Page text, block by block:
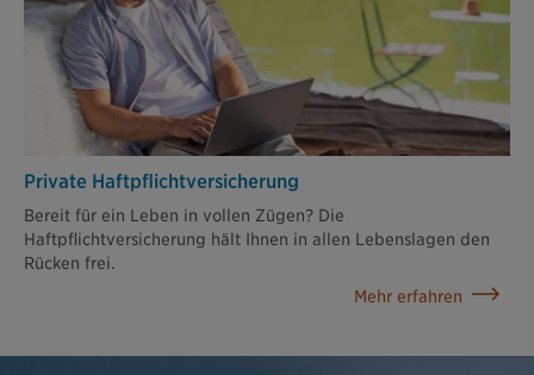
Private Haftpflicht­versicherung
Bereit für ein Leben in vollen Zügen? Die
Haftpflichtversicherung hält Ihnen in allen Lebenslagen den
Rücken frei.
Mehr erfahren